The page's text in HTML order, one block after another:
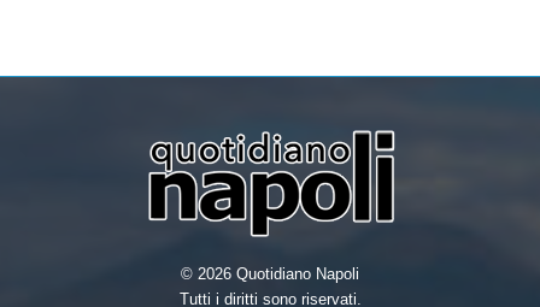
© 2026 Quotidiano Napoli
Tutti i diritti sono riservati.